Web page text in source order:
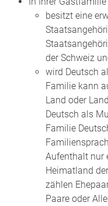
besitzt eine
der Schweiz
wird Deutsch
Familie kann
Land oder
Deutsch als
Familie
Aufenthalt nur
Heimatland
zählen
Paare oder